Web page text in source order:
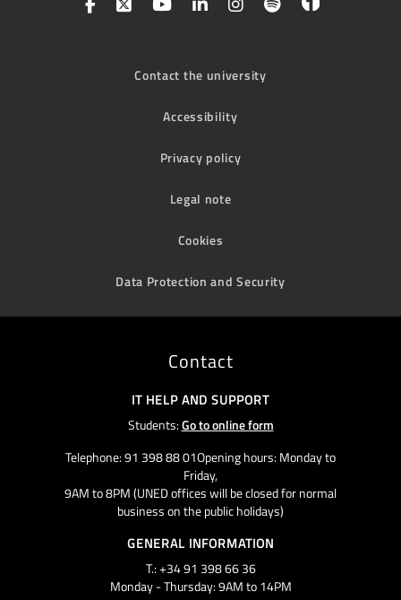
Contact the university
Accessibility
Privacy policy
Legal note
Cookies
Data Protection and Security
Contact
IT HELP AND SUPPORT
Students:Go to online form
Telephone: 91 398 88 01Opening hours: Monday to
Friday,
9AM to 8PM (UNED offices will be closed for normal
business on the public holidays)
GENERAL INFORMATION
T.: +34 91 398 66 36
Monday - Thursday: 9AM to 14PM